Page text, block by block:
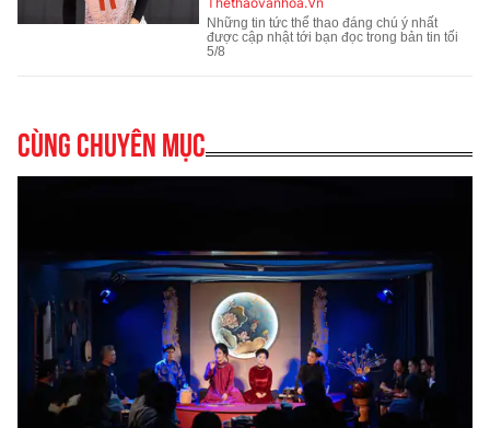
Cùng chuyên mục